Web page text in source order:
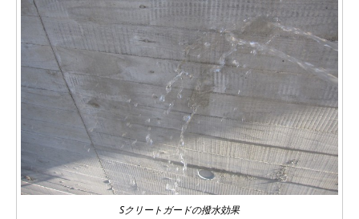
Sクリートガードの撥水効果